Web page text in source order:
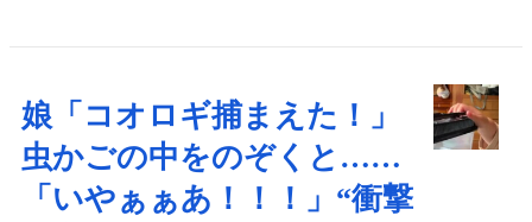
娘「コオロギ捕まえた！」
虫かごの中をのぞくと……
「いやぁぁあ！！！」“衝撃